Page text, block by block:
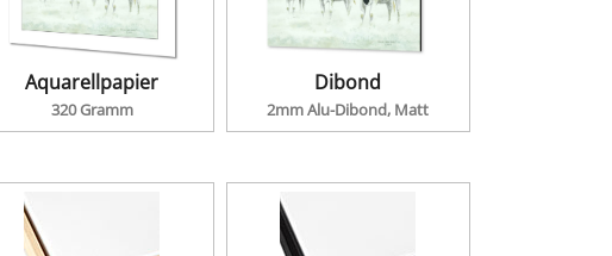
Aquarellpapier
320 Gramm
Dibond
2mm Alu-Dibond, Matt